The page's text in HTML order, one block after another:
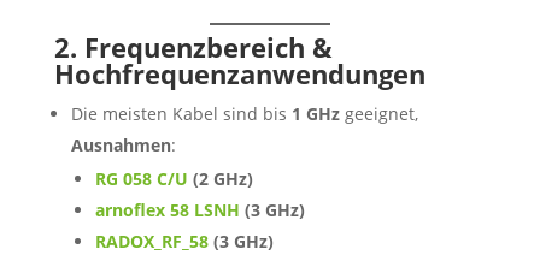
2. Frequenzbereich &
Hochfrequenzanwendungen
Die meisten Kabel sind bis 1 GHzgeeignet,
Ausnahmen:
RG 058 C/U (2 GHz)
arnoflex 58 LSNH (3 GHz)
RADOX_RF_58(3 GHz)